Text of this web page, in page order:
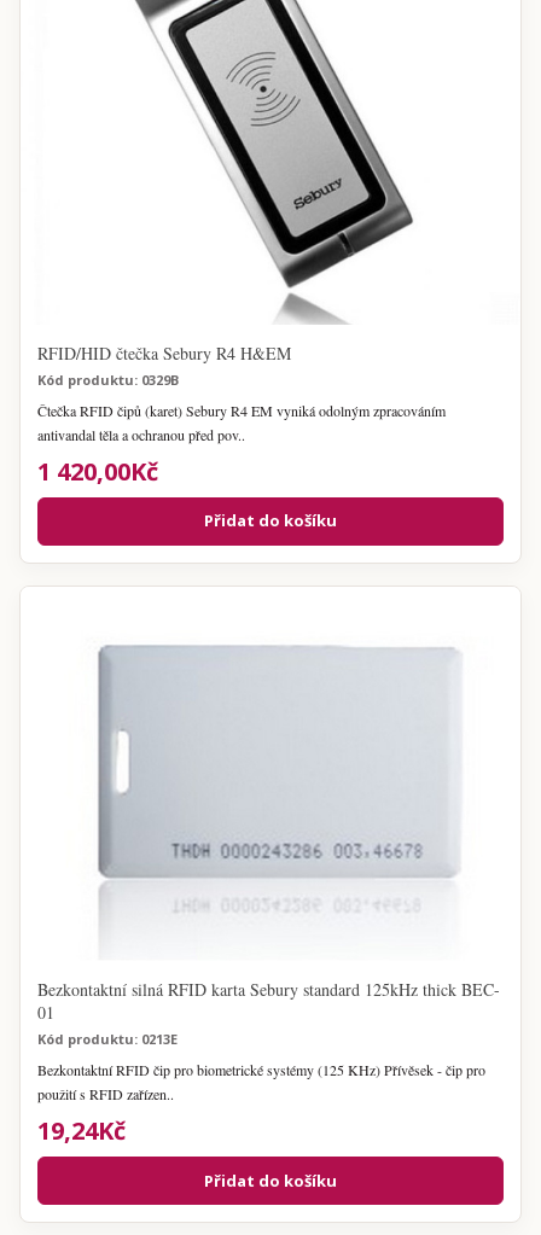
RFID/HID čtečka Sebury R4 H&EM
Kód produktu: 0329B
Čtečka RFID čipů (karet) Sebury R4 EM vyniká odolným zpracováním
antivandal těla a ochranou před pov..
1 420,00Kč
Přidat do košíku
Bezkontaktní silná RFID karta Sebury standard 125kHz thick BEC-
01
Kód produktu: 0213E
Bezkontaktní RFID čip pro biometrické systémy (125 KHz) Přívěsek - čip pro
použití s RFID zařízen..
19,24Kč
Přidat do košíku